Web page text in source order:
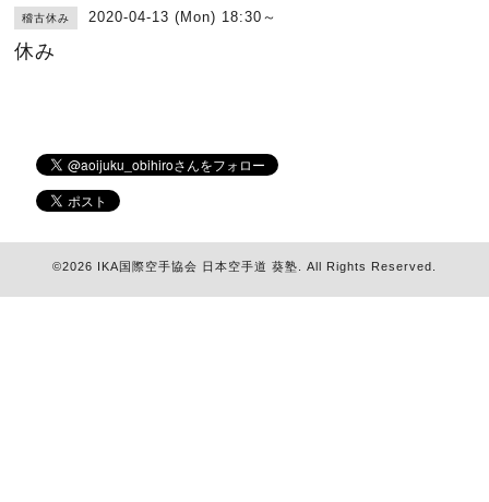
稽古休み 2020-04-13 (Mon) 18:30～
休み
©2026 IKA国際空手協会 日本空手道 葵塾 . All Rights Reserved.